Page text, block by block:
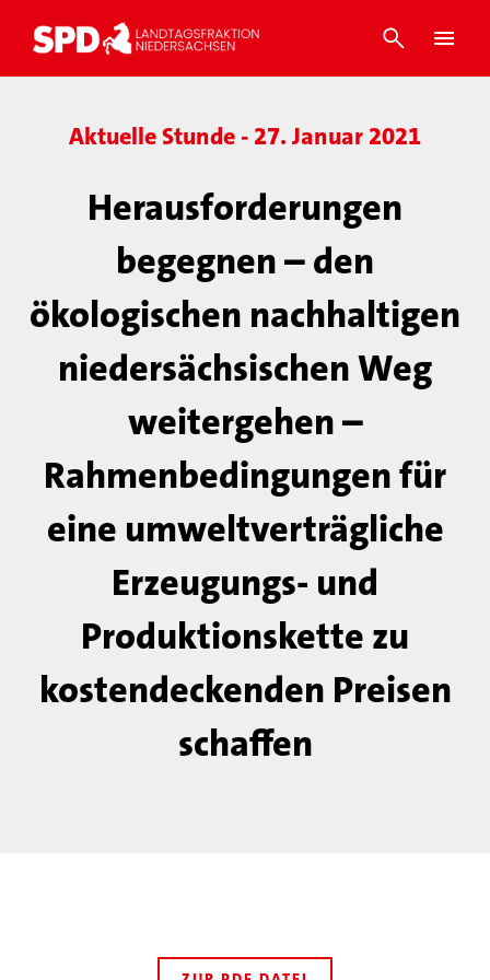
Aktuelle Stunde - 27. Januar 2021
Herausforderungen
begegnen – den
ökologischen nachhaltigen
niedersächsischen Weg
weitergehen –
Rahmenbedingungen für
eine umweltverträgliche
Erzeugungs- und
Produktionskette zu
kostendeckenden Preisen
schaffen